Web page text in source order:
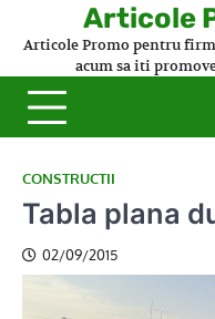
Articole
Articole Promo pentru
acum sa iti
CONSTRUCTII
Tabla plana
02/09/2015